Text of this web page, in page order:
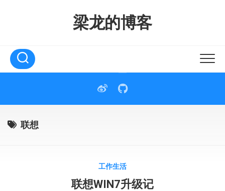
梁龙的博客
联想
工作生活
联想WIN7升级记